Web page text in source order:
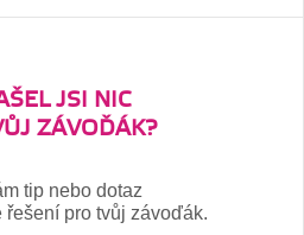
JSI NIC
ZÁVOĎÁK?
tip nebo dotaz
řešení pro tvůj závoďák.